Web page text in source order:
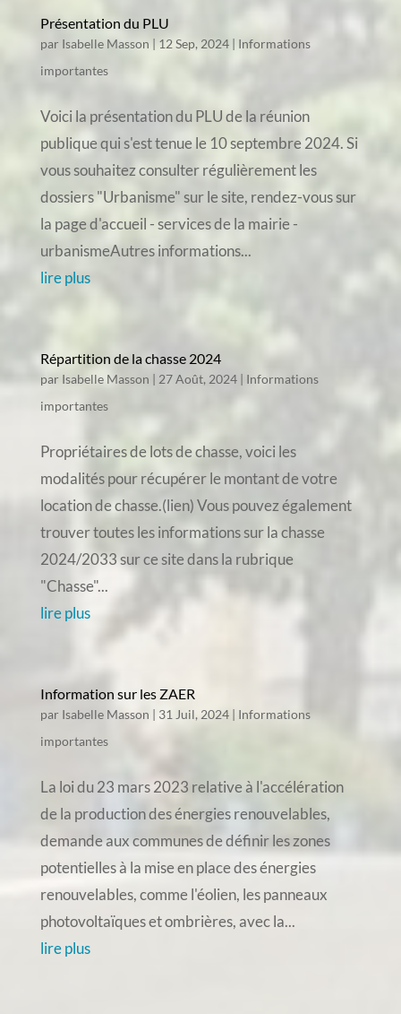
Présentation du PLU
par Isabelle Masson 12 Sep, 2024| Informations
importantes
Voici la présentation du PLU de la réunion
publique qui s'est tenue le 10 septembre 2024. Si
vous souhaitez consulter régulièrement les
dossiers "Urbanisme" sur le site, rendez-vous sur
la page d'accueil - services de la mairie -
urbanismeAutres informations...
lire plus
Répartition de la chasse 2024
par Isabelle Masson 27 Août, 2024| Informations
importantes
Propriétaires de lots de chasse, voici les
modalités pour récupérer le montant de votre
location de chasse.(lien) Vous pouvez également
trouver toutes les informations sur la chasse
2024/2033 sur ce site dans la rubrique
"Chasse"...
lire plus
Information sur les ZAER
par Isabelle Masson 31 Juil, 2024| Informations
importantes
La loi du 23 mars 2023 relative à l'accélération
de la production des énergies renouvelables,
demande aux communes de définir les zones
potentielles à la mise en place des énergies
renouvelables, comme l'éolien, les panneaux
photovoltaïques et ombrières, avec la...
lire plus